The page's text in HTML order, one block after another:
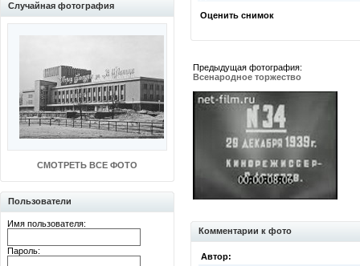
Случайная фотография
СМОТРЕТЬ ВСЕ ФОТО
Пользователи
Имя пользователя:
Пароль:
Оценить снимок
Предыдущая фотография:
Всенародное торжество
Комментарии к фото
Автор: